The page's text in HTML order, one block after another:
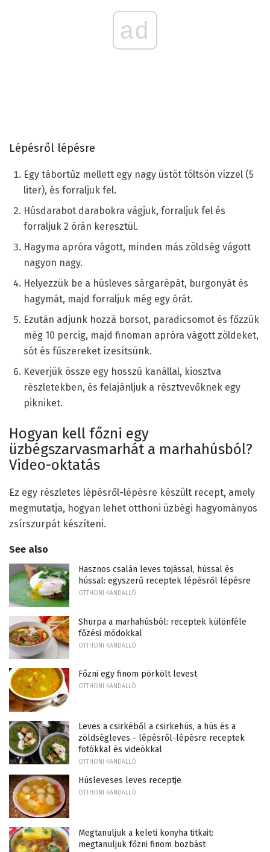
ad
Lépésről lépésre
Egy tábortűz mellett egy nagy üstöt töltsön vízzel (5
liter), és forraljuk fel.
Húsdarabot darabokra vágjuk, forraljuk fel és
forraljuk 2 órán keresztül.
Hagyma apróra vágott, minden más zöldség vágott
nagyon nagy.
Helyezzük be a húsleves sárgarépát, burgonyát és
hagymát, majd forraljuk még egy órát.
Ezután adjunk hozzá borsot, paradicsomot és főzzük
még 10 percig, majd finoman apróra vágott zöldeket,
sót és fűszereket ízesítsünk.
Keverjük össze egy hosszú kanállal, kiosztva
részletekben, és felajánljuk a résztvevőknek egy
pikniket.
Hogyan kell főzni egy
üzbégszarvasmarhát a marhahúsból?
Video-oktatás
Ez egy részletes lépésről-lépésre készült recept, amely
megmutatja, hogyan lehet otthoni üzbégi hagyományos
zsírszurpát készíteni.
See also
Hasznos csalán leves tojással, hússal és
hússal: egyszerű receptek lépésről lépésre
OTTHONI KANDALLÓ
Shurpa a marhahúsból: receptek különféle
főzési módokkal
OTTHONI KANDALLÓ
Főzni egy finom pörkölt levest
OTTHONI KANDALLÓ
Leves a csirkéből a csirkehús, a hús és a
zöldségleves - lépésről-lépésre receptek
fotókkal és videókkal
OTTHONI KANDALLÓ
Húsleveses leves receptje
OTTHONI KANDALLÓ
Megtanuljuk a keleti konyha titkait:
megtanuljuk főzni finom bozbást